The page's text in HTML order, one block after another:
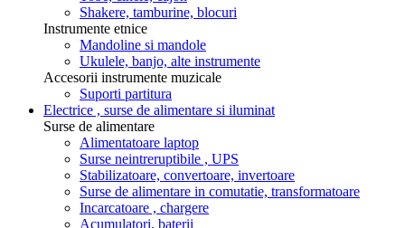
Shakere, tamburine, blocuri
Instrumente etnice
Mandoline si mandole
Ukulele, banjo, alte instrumente
Accesorii instrumente muzicale
Suporti partitura
Electrice , surse de alimentare si iluminat
Surse de alimentare
Alimentatoare laptop
Surse neintreruptibile , UPS
Stabilizatoare, convertoare, invertoare
Surse de alimentare in comutatie, transformatoare
Incarcatoare , chargere
Acumulatori, baterii